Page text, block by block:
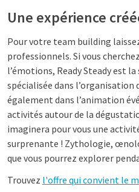
Une expérience
Pour votre team building
professionnels. Si vous
l’émotions, Ready Steady est
spécialisée dans l’organisation
également dans l’animation
activités autour de la
imaginera pour vous une
surprenante ! Zythologie,
que vous pourrez explorer
Trouvez l'offre qui convient le